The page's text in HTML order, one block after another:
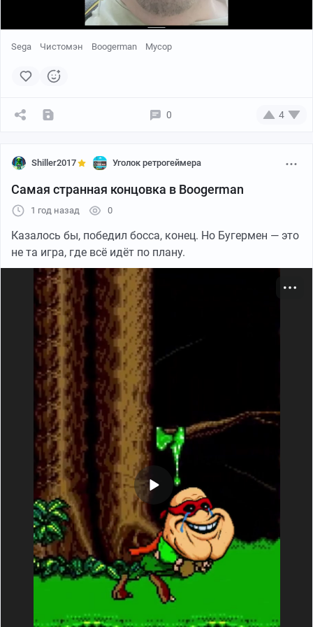
Оригинальный картридж Animaniacs (Sega Mega Drive)
Boogerman, шедевр!
скриншоты
Sega Чистомэн Boogerman Мусор
0 4
Shiller2017 Уголок ретрогеймера
Самая странная концовка в Boogerman
1 год назад 0
Казалось бы, победил босса, конец. Но Бугермен — это
не та игра, где всё идёт по плану.